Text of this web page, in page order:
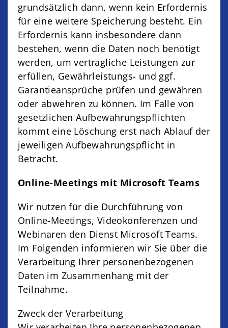
grundsätzlich dann, wenn kein Erfordernis
für eine weitere Speicherung besteht. Ein
Erfordernis kann insbesondere dann
bestehen, wenn die Daten noch benötigt
werden, um vertragliche Leistungen zur
erfüllen, Gewährleistungs- und ggf.
Garantieansprüche prüfen und gewähren
oder abwehren zu können. Im Falle von
gesetzlichen Aufbewahrungspflichten
kommt eine Löschung erst nach Ablauf der
jeweiligen Aufbewahrungspflicht in
Betracht.
Online-Meetings mit Microsoft Teams
Wir nutzen für die Durchführung von
Online-Meetings, Videokonferenzen und
Webinaren den Dienst Microsoft Teams.
Im Folgenden informieren wir Sie über die
Verarbeitung Ihrer personenbezogenen
Daten im Zusammenhang mit der
Teilnahme.
Zweck der Verarbeitung